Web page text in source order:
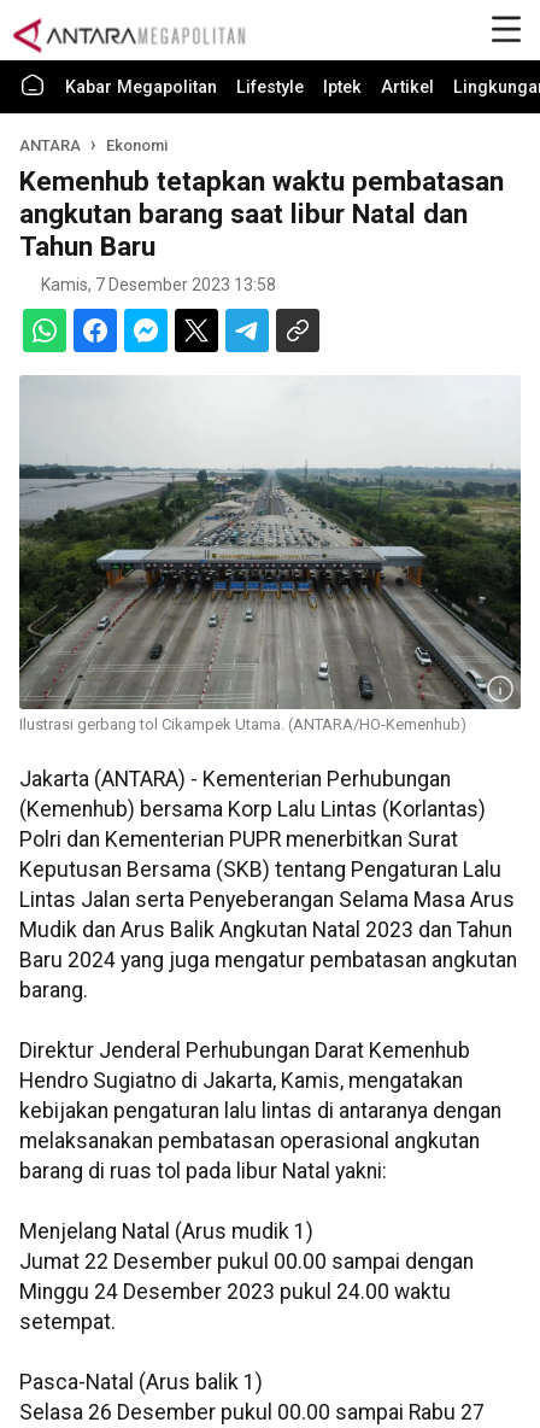
Kabar Megapolitan Lifestyle Iptek Artikel
ANTARA Ekonomi
Kemenhub tetapkan waktu pembatasan
angkutan barang saat libur Natal dan
Tahun Baru
Kamis, 7 Desember 2023 13:58
Ilustrasi gerbang tol Cikampek Utama. (ANTARA/HO-Kemenhub)
Jakarta (ANTARA) - Kementerian Perhubungan
(Kemenhub) bersama Korp Lalu Lintas (Korlantas)
Polri dan Kementerian PUPR menerbitkan Surat
Keputusan Bersama (SKB) tentang Pengaturan Lalu
Lintas Jalan serta Penyeberangan Selama Masa Arus
Mudik dan Arus Balik Angkutan Natal 2023 dan Tahun
Baru 2024 yang juga mengatur pembatasan angkutan
barang.
Direktur Jenderal Perhubungan Darat Kemenhub
Hendro Sugiatno di Jakarta, Kamis, mengatakan
kebijakan pengaturan lalu lintas di antaranya dengan
melaksanakan pembatasan operasional angkutan
barang di ruas tol pada libur Natal yakni:
Menjelang Natal (Arus mudik 1)
Jumat 22 Desember pukul 00.00 sampai dengan
Minggu 24 Desember 2023 pukul 24.00 waktu
setempat.
Pasca-Natal (Arus balik 1)
Selasa 26 Desember pukul 00.00 sampai Rabu 27